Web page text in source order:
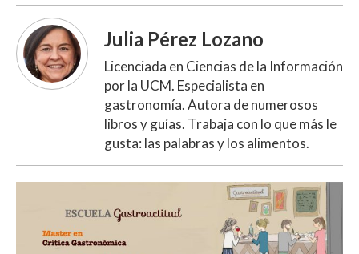
Julia Pérez Lozano
Licenciada en Ciencias de la Información
por la UCM. Especialista en
gastronomía. Autora de numerosos
libros y guías. Trabaja con lo que más le
gusta: las palabras y los alimentos.